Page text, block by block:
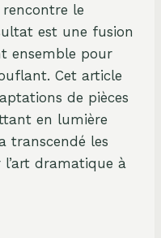
le
est une fusion
ensemble pour
Cet article
de pièces
en lumière
transcendé les
dramatique à